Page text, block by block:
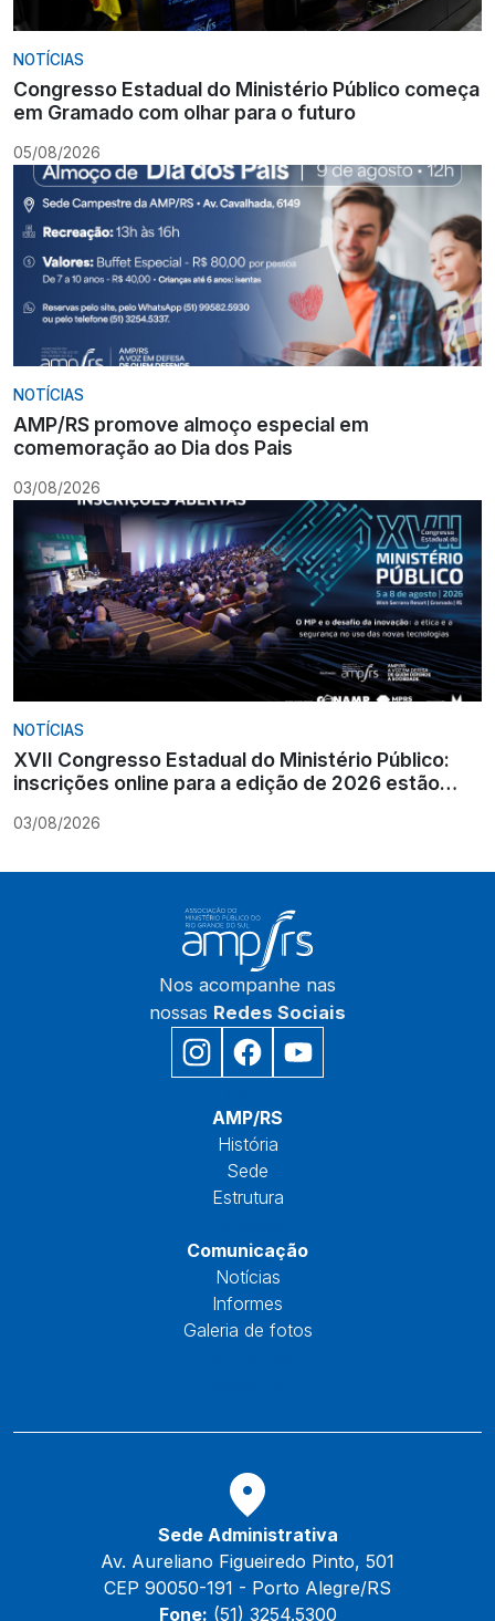
NOTÍCIAS
Congresso Estadual do Ministério Público começa
em Gramado com olhar para o futuro
05/08/2026
NOTÍCIAS
AMP/RS promove almoço especial em
comemoração ao Dia dos Pais
03/08/2026
NOTÍCIAS
XVII Congresso Estadual do Ministério Público:
inscrições online para a edição de 2026 estão
03/08/2026
Nos acompanhe nas
nossas Redes Sociais
AMP/RS
História
Sede
Estrutura
Comunicação
Notícias
Informes
Galeria de fotos
Sede Administrativa
Av. Aureliano Figueiredo Pinto, 501
CEP 90050-191 - Porto Alegre/RS
Fone: (51) 3254.5300